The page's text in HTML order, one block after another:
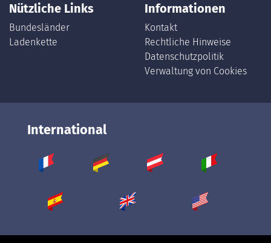
Nützliche Links
Bundesländer
Ladenkette
Informationen
Kontakt
Rechtliche Hinweise
Datenschutzpolitik
Verwaltung von Cookies
International